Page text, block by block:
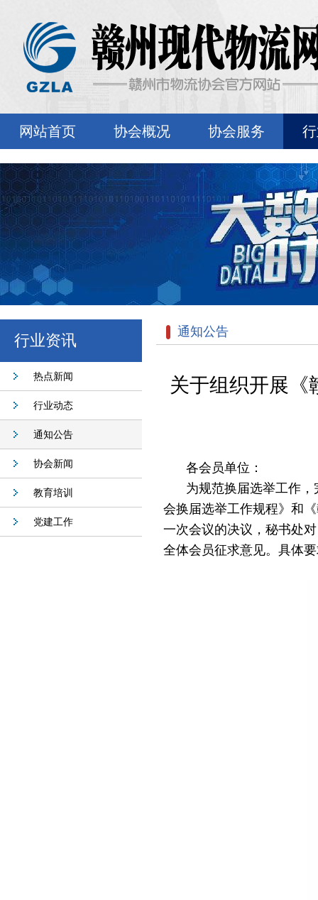
网站首页 协会概况 协会服务
行业资讯
热点新闻
行业动态
通知公告
协会新闻
教育培训
党建工作
通知公告
关于组织开展《
各会员单位 ：
为规范换届选举工作
会换届选举工作规程》 和
一次会议的决议， 秘书处
全体会员征求意见。具体